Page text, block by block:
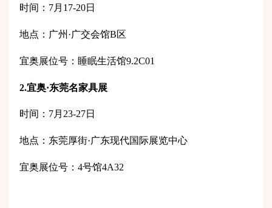
时间：7月17-20日
地点：广州·广交会馆B区
宜奥展位号：睡眠生活馆9.2C01
2.宜奥·东莞名家具展
时间：7月23-27日
地点：东莞厚街·广东现代国际展览中心
宜奥展位号：4号馆4A32